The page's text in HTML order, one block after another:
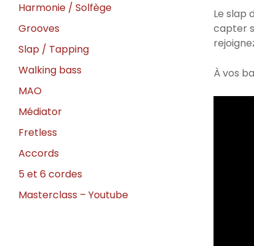
Harmonie / Solfège
Grooves
Slap / Tapping
Walking bass
MAO
Médiator
Fretless
Accords
5 et 6 cordes
Masterclass – Youtube
Le slap
capter
À vos